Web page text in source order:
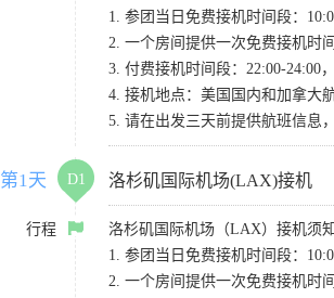
1. 参团当日免费接机时间段：
2. 一个房间提供一次免费接机时
3. 付费接机时间段：22:00-24:00
4. 接机地点：美国国内和加拿大
5. 请在出发三天前提供航班信息
第1天 D1 洛杉矶国际机场(LAX)接机
行程
洛杉矶国际机场（LAX）接机须
1. 参团当日免费接机时间段：
2. 一个房间提供一次免费接机时